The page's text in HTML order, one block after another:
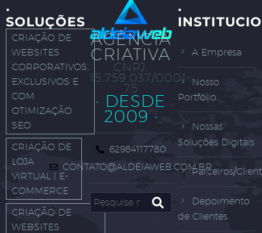
·
SOLUÇÕES
CRIAÇÃO DE
WEBSITES
CORPORATIVOS,
EXCLUSIVOS E
COM
OTIMIZAÇÃO
SEO
CRIAÇÃO DE
LOJA
VIRTUAL | E-
COMMERCE
CRIAÇÃO DE
WEBSITES
AGÊNCIA
CRIATIVA
CNPJ:
15.759.037/0001-
75
· DESDE
2009 ·
62984117780
CONTATO@ALDEIAWEB.COM.BR
·
A Empresa
Nosso
Portfólio
Nossas
Soluções Digitais
Parceiros/
Depoimento
de Clientes